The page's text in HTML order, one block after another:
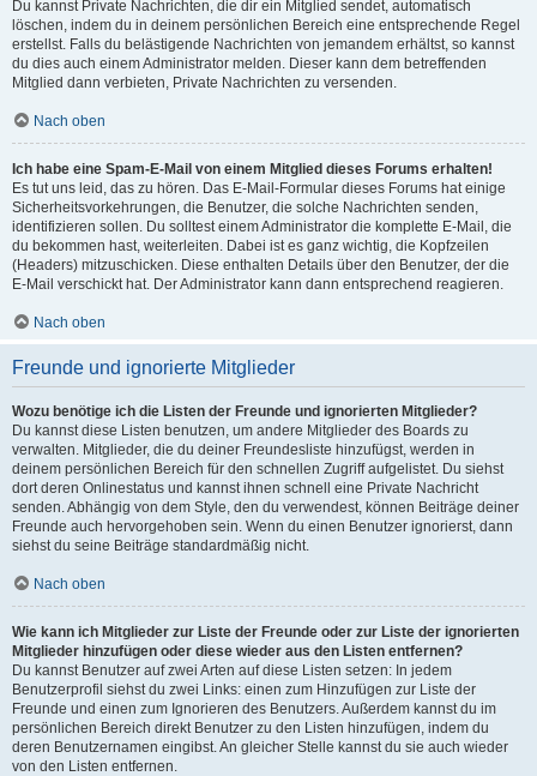
Du kannst Private Nachrichten, die dir ein Mitglied sendet, automatisch
löschen, indem du in deinem persönlichen Bereich eine entsprechende Regel
erstellst. Falls du belästigende Nachrichten von jemandem erhältst, so kannst
du dies auch einem Administrator melden. Dieser kann dem betreffenden
Mitglied dann verbieten, Private Nachrichten zu versenden.
Nach oben
Ich habe eine Spam-E-Mail von einem Mitglied dieses Forums erhalten!
Es tut uns leid, das zu hören. Das E-Mail-Formular dieses Forums hat einige
Sicherheitsvorkehrungen, die Benutzer, die solche Nachrichten senden,
identifizieren sollen. Du solltest einem Administrator die komplette E-Mail, die
du bekommen hast, weiterleiten. Dabei ist es ganz wichtig, die Kopfzeilen
(Headers) mitzuschicken. Diese enthalten Details über den Benutzer, der die
E-Mail verschickt hat. Der Administrator kann dann entsprechend reagieren.
Nach oben
Freunde und ignorierte Mitglieder
Wozu benötige ich die Listen der Freunde und ignorierten Mitglieder?
Du kannst diese Listen benutzen, um andere Mitglieder des Boards zu
verwalten. Mitglieder, die du deiner Freundesliste hinzufügst, werden in
deinem persönlichen Bereich für den schnellen Zugriff aufgelistet. Du siehst
dort deren Onlinestatus und kannst ihnen schnell eine Private Nachricht
senden. Abhängig von dem Style, den du verwendest, können Beiträge deiner
Freunde auch hervorgehoben sein. Wenn du einen Benutzer ignorierst, dann
siehst du seine Beiträge standardmäßig nicht.
Nach oben
Wie kann ich Mitglieder zur Liste der Freunde oder zur Liste der ignorierten
Mitglieder hinzufügen oder diese wieder aus den Listen entfernen?
Du kannst Benutzer auf zwei Arten auf diese Listen setzen: In jedem
Benutzerprofil siehst du zwei Links: einen zum Hinzufügen zur Liste der
Freunde und einen zum Ignorieren des Benutzers. Außerdem kannst du im
persönlichen Bereich direkt Benutzer zu den Listen hinzufügen, indem du
deren Benutzernamen eingibst. An gleicher Stelle kannst du sie auch wieder
von den Listen entfernen.